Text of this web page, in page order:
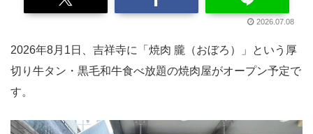
2026.07.08
2026年8月1日、吉祥寺に「焼肉 朧（おぼろ）」という厚
切り牛タン・黒毛和牛食べ放題の焼肉屋がオープン予定で
す。